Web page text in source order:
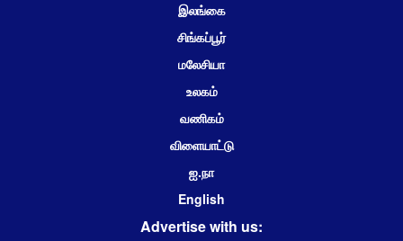
இலங்கை
சிங்கப்பூர்
மலேசியா
உலகம்
வணிகம்
விளையாட்டு
ஐ.நா
English
Advertise with us: